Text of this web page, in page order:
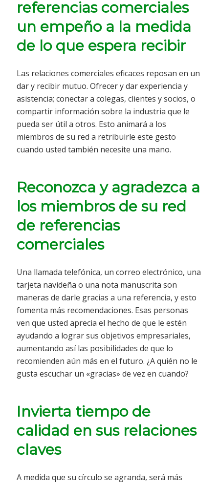
referencias comerciales
un empeño a la medida
de lo que espera recibir
Las relaciones comerciales eficaces reposan en un
dar y recibir mutuo. Ofrecer y dar experiencia y
asistencia; conectar a colegas, clientes y socios, o
compartir información sobre la industria que le
pueda ser útil a otros. Esto animará a los
miembros de su red a retribuirle este gesto
cuando usted también necesite una mano.
Reconozca y agradezca a
los miembros de su red
de referencias
comerciales
Una llamada telefónica, un correo electrónico, una
tarjeta navideña o una nota manuscrita son
maneras de darle gracias a una referencia, y esto
fomenta más recomendaciones. Esas personas
ven que usted aprecia el hecho de que le estén
ayudando a lograr sus objetivos empresariales,
aumentando así las posibilidades de que lo
recomienden aún más en el futuro. ¿A quién no le
gusta escuchar un «gracias» de vez en cuando?
Invierta tiempo de
calidad en sus relaciones
claves
A medida que su círculo se agranda, será más